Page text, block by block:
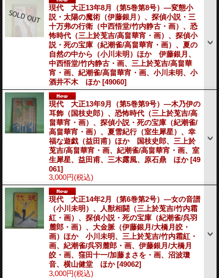
現代 大正13年8月（第5巻第8号）―変態小
説・太陽の魔術（伊藤銀月）、探偵小説・三
十万弗の行衛（中西悟堂/竹内静古・画）、恐
怖時代（三上於莵吉/高畠華宵・画）、探偵小
説・死の宝庫（紀潮雀/高畠華宵・画）、夏の
自然の中から（小川未明）ほか 伊藤銀月、
中西悟堂/竹内静古・画、三上於莵吉/高畠華
宵・画、紀潮雀/高畠華宵・画、小川未明、小
酒井不木 ほか[49060]
現代 大正13年9月（第5巻第9号）―木乃伊の
耳飾（国枝史郎）、恐怖時代（三上於莵吉/高
畠華宵・画）、探偵小説・死の宝庫（紀潮雀/
高畠華宵・画）、夏雪紀行（室生犀星）、幸
福な遊戯（益田甫）ほか 国枝史郎、三上於
莵吉/高畠華宵・画、紀潮雀/高畠華宵・画、室
生犀星、益田甫、三木露風、原石鼎 ほか[49
061]
3,000円(税込)
現代 大正14年2月（第6巻第2号）―女の音譜
（小川未明）、人獣相闘（三上於莵吉/竹内霜
紅・画）、探偵小説・死の宝庫（紀潮雀/呉羽
麓郎・画）、大金脈（伊藤銀月/大橋月皎・
画）ほか 小川未明、三上於莵吉/竹内霜紅・
画、紀潮雀/呉羽麓郎・画、伊藤銀月/大橋月
皎・画、窪田十一/加藤まさを・画、沼波瓊
音、横山健堂 ほか[49062]
3,000円(税込)